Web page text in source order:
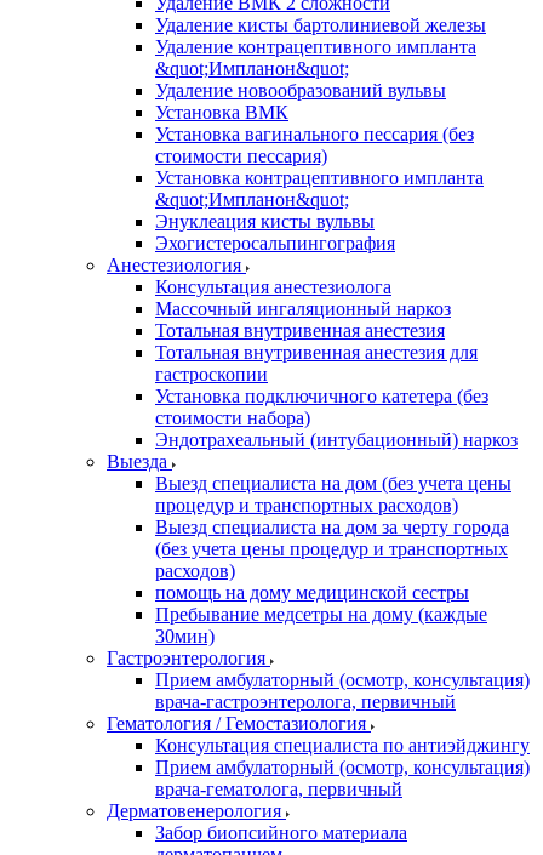
Удаление кисты бартолиниевой железы
Удаление контрацептивного импланта
&quot;Импланон&quot;
Удаление новообразований вульвы
Установка ВМК
Установка вагинального пессария (без
стоимости пессария)
Установка контрацептивного импланта
&quot;Импланон&quot;
Энуклеация кисты вульвы
Эхогистеросальпингография
Анестезиология
Консультация анестезиолога
Массочный ингаляционный наркоз
Тотальная внутривенная анестезия
Тотальная внутривенная анестезия для
гастроскопии
Установка подключичного катетера (без
стоимости набора)
Эндотрахеальный (интубационный) наркоз
Выезда
Выезд специалиста на дом (без учета цены
процедур и транспортных расходов)
Выезд специалиста на дом за черту города
(без учета цены процедур и транспортных
расходов)
помощь на дому медицинской сестры
Пребывание медсетры на дому (каждые
30мин)
Гастроэнтерология
Прием амбулаторный (осмотр, консультация)
врача-гастроэнтеролога, первичный
Гематология / Гемостазиология
Консультация специалиста по антиэйджингу
Прием амбулаторный (осмотр, консультация)
врача-гематолога, первичный
Дерматовенерология
Забор биопсийного материала